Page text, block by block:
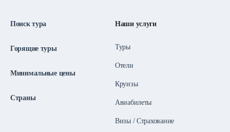
Поиск тура
Горящие туры
Минимальные цены
Страны
Наши услуги
Туры
Отели
Круизы
Авиабилеты
Визы / Страхование